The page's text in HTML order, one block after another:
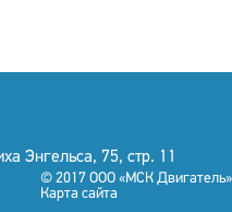
Энгельса, 75, стр. 11
© 2017 ООО «МСК Двигатель»
Карта сайта